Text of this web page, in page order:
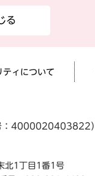
る
ティについて
：4000020403822）
北1丁目1番1号